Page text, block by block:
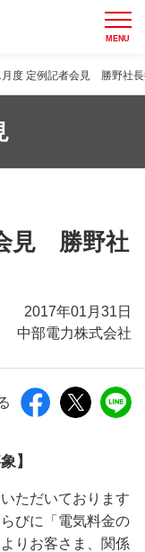
MENU
度 定例記者会見 勝野社
見 勝野社
2017年01月31日
中部電力株式会社
】
ただいております
びに「電気料金の
りお客さま、関係